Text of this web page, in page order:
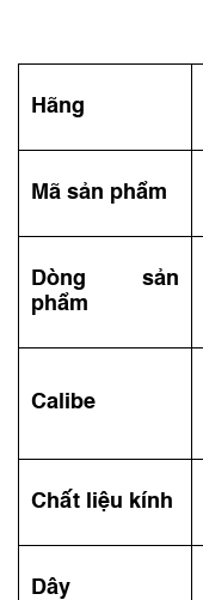
Hãng
Mã sản phẩm
Dòng sản
phẩm
Calibe
Chất liệu kính
Dây